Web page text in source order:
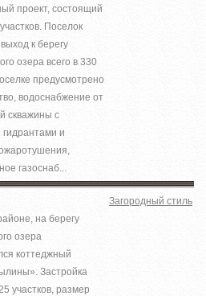
проект, состоящий
Поселок
к берегу
озера всего в 330
предусмотрено
водоснабжение от
скважины с
и
газоснаб...
на берегу
озера
коттеджный
Застройка
участков, размер
Загородный стиль